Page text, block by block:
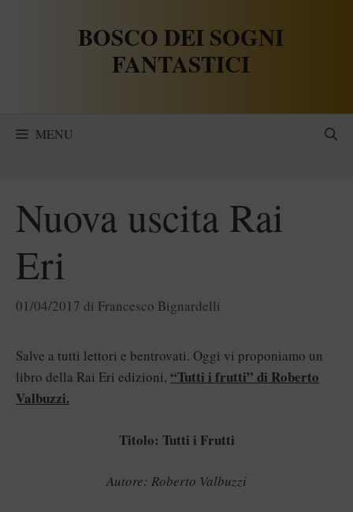
BOSCO DEI SOGNI
FANTASTICI
MENU
Nuova uscita Rai
Eri
01/04/2017 di Francesco Bignardelli
Salve a tutti lettori e bentrovati. Oggi vi proponiamo un
libro della Rai Eri edizioni, “Tutti i frutti” di Roberto
Valbuzzi.
Titolo: Tutti i Frutti
Autore: Roberto Valbuzzi